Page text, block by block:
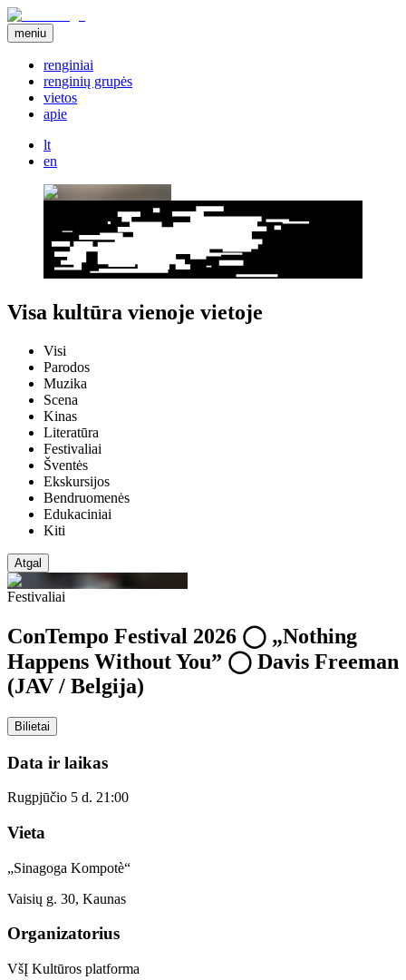
meniu
renginiai
renginių grupės
vietos
apie
lt
en
Visa kultūra vienoje vietoje
Visi
Parodos
Muzika
Scena
Kinas
Literatūra
Festivaliai
Šventės
Ekskursijos
Bendruomenės
Edukaciniai
Kiti
Atgal
Festivaliai
ConTempo Festival 2026 ◯ „Nothing
Happens Without You” ◯ Davis Freeman
(JAV / Belgija)
Bilietai
Data ir laikas
Rugpjūčio 5 d. 21:00
Vieta
„Sinagoga Kompotè“
Vaisių g. 30, Kaunas
Organizatorius
VšĮ Kultūros platforma